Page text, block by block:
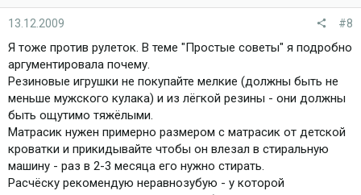
13.12.2009 #8
Я тоже против рулеток. В теме "Простые советы" я подробно
аргументировала почему.
Резиновые игрушки не покупайте мелкие (должны быть не
меньше мужского кулака) и из лёгкой резины - они должны
быть ощутимо тяжёлыми.
Матрасик нужен примерно размером с матрасик от детской
кроватки и прикидывайте чтобы он влезал в стиральную
машину - раз в 2-3 месяца его нужно стирать.
Расчёску рекомендую неравнозубую - у которой